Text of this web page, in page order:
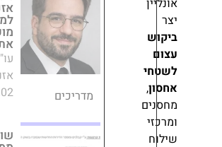
חדשות
שוק הדיור
ממשיך להתקרר:
מה עומד מאחורי
הפער בין מכירת
דירות לקרקעות?
מערכת זירת
הנדל״ן